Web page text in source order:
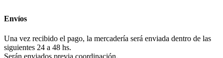
Envíos
Una vez recibido el pago, la mercadería será enviada dentro de las
siguientes 24 a 48 hs.
Serán enviados previa coordinación.